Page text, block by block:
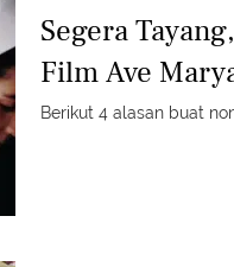
Segera
Film Ave
Berikut 4 alasan buat